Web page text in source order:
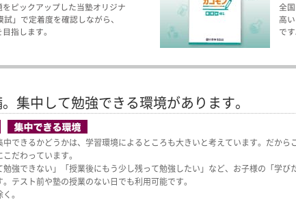
ピックアップした当塾オリジナ
」で定着度を確認しながら、
指します。
全
高
で
集中して勉強できる環境があります。
中できるかどうかは、学習環境によるところも大きいと考えています。だか
だわっています。
勉強できない」「授業後にもう少し残って勉強したい」など、お子様の「学
テスト前や塾の授業のない日でも利用可能です。
。